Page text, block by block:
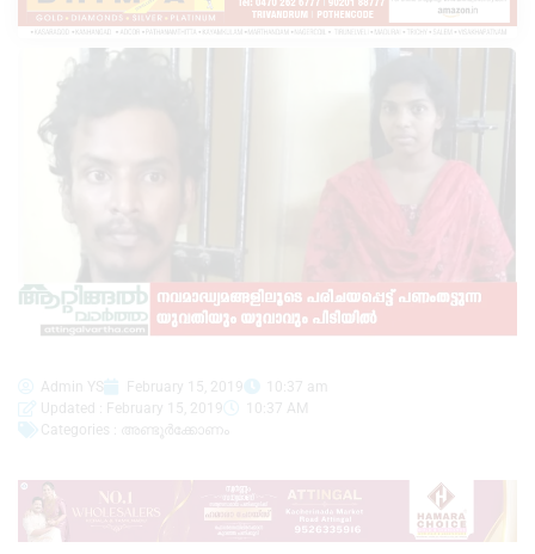
Admin YS February 15, 2019
10:37 am
Updated : February 15, 2019
10:37 AM
Categories :
അണ്ടൂർക്കോണം